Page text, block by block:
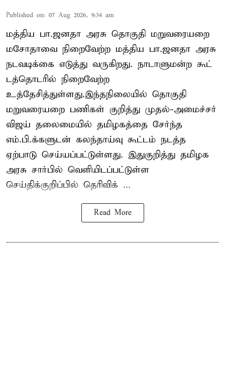
Published on: 07 Aug 2026, 9:34 am
மத்திய பா.ஜனதா அரசு தொகுதி மறுவரையறை
மசோதாவை நிறைவேற்ற மத்திய பா.ஜனதா அரசு
நடவடிக்கை எடுத்து வருகிறது. நாடாளுமன்ற கூட்
டத்தொடரில் நிறைவேற்ற
உத்தேசித்துள்ளது.இந்தநிலையில் தொகுதி
மறுவரையறை பணிகள் குறித்து முதல்-அமைச்சர்
விஜய் தலைமையில் தமிழகத்தை சேர்ந்த
எம்.பி.க்களுடன் கலந்தாய்வு கூட்டம் நடத்த
ஏற்பாடு செய்யப்பட்டுள்ளது. இதுகுறித்து தமிழக
அரசு சார்பில் வெளியிடப்பட்டுள்ள
செய்திக்குறிப்பில் தெரிவிக் ...
Read More